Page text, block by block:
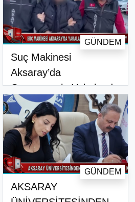
Suç Makinesi
Aksaray’da
Operasyonla Yakalandı
GÜNDEM
AKSARAY
GÜNDEM